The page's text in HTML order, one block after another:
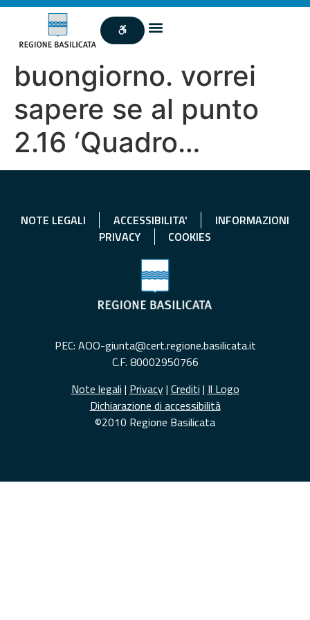
buongiorno. vorrei
sapere se al punto
2.16 ‘Quadro…
NOTE LEGALI ACCESSIBILITA'
INFORMAZIONI
PRIVACY
COOKIES
PEC: AOO-giunta@cert.regione.basilicata.it
C.F. 80002950766
Note legali | Privacy| Crediti | Il Logo
Dichiarazione di accessibilità
©2010 Regione Basilicata